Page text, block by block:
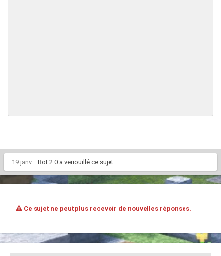
19 janv. Bot 2.0 a verrouillé ce sujet
Ce sujet ne peut plus recevoir de nouvelles réponses.